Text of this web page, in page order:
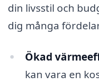
din livsstil och
dig många
Ökad
kan vara en